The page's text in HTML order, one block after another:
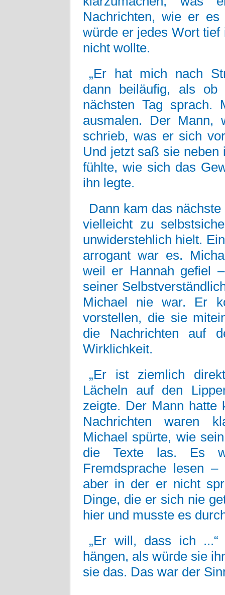
Nachrichten, wie er
würde er jedes Wort
nicht wollte.
„Er hat mich nach
dann beiläufig, als
nächsten Tag sprach.
ausmalen. Der Mann,
schrieb, was er sich
Und jetzt saß sie
fühlte, wie sich das
ihn legte.
Dann kam das
vielleicht zu
unwiderstehlich hielt.
arrogant war es.
weil er Hannah gefiel
seiner
Michael nie war. Er
vorstellen, die sie
die Nachrichten auf
Wirklichkeit.
„Er ist ziemlich
Lächeln auf den
zeigte. Der Mann hatte
Nachrichten waren
Michael spürte, wie
die Texte las. Es
Fremdsprache lesen
aber in der er nicht
Dinge, die er sich nie
hier und musste es
„Er will, dass ich
hängen, als würde sie
sie das. Das war der